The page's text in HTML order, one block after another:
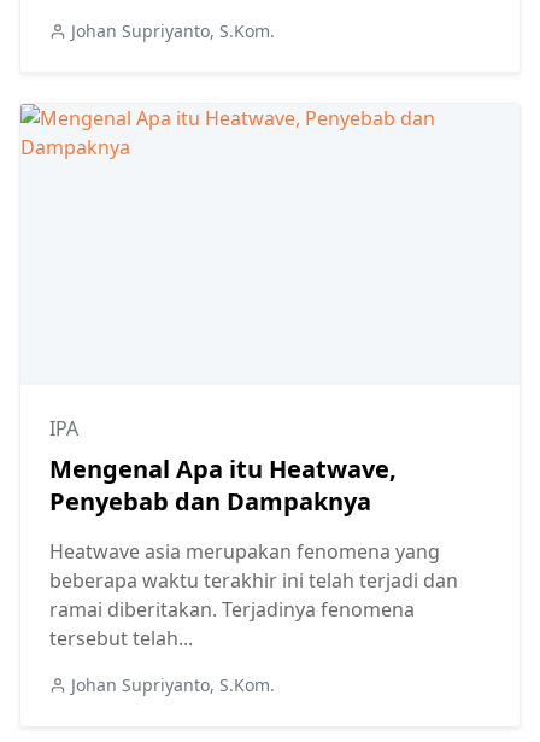
Johan Supriyanto, S.Kom.
IPA
Mengenal Apa itu Heatwave,
Penyebab dan Dampaknya
Heatwave asia merupakan fenomena yang
beberapa waktu terakhir ini telah terjadi dan
ramai diberitakan. Terjadinya fenomena
tersebut telah...
Johan Supriyanto, S.Kom.